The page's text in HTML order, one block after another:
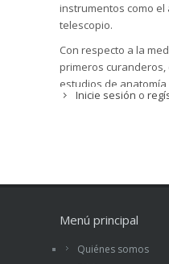
instrumentos como
telescopio.
Con respecto a la
primeros
estudios de
de medicamentos y
el tiempo o expresar
vida, a la evolución de
Los conceptos se
Inicie sesión o
Menú principal
Quiénes somos